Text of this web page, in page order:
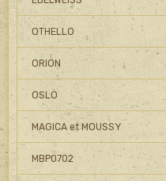
OTHELLO
ORION
OSLO
MAGICA et MOUSSY
MBP0702